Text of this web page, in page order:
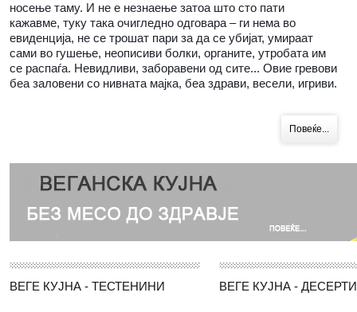
носење таму. И не е незнаење затоа што сто пати
кажавме, туку така очигледно одговара – ги нема во
евиденција, не се трошат пари за да се убијат, умираат
сами во гушење, неописиви болки, органите, утробата им
се распаѓа. Невидливи, заборавени од сите... Овие гревови
беа заловени со нивната мајка, беа здрави, весели, игриви.
Повеќе...
ВЕГЕ КУЈНА - ТЕСТЕНИНИ ВЕГЕ КУЈНА - ДЕСЕРТИ